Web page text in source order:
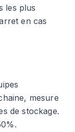
les plus
en cas
mesure
de stockage.